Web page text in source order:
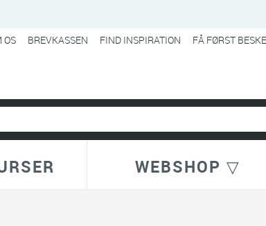
OS BREVKASSEN FIND INSPIRATION FÅ FØRST
WEBSHOP ▽